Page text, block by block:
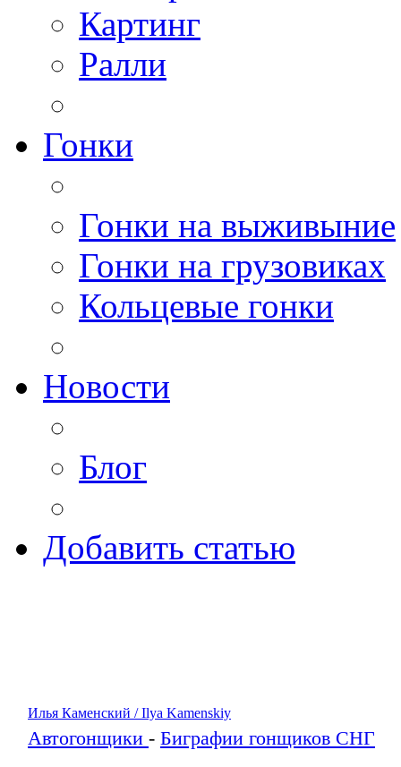
Картинг
Ралли
Гонки
Гонки на выживыние
Гонки на грузовиках
Кольцевые гонки
Новости
Блог
Добавить статью
Илья Каменский / Ilya Kamenskiy
Автогонщики - Биграфии гонщиков СНГ